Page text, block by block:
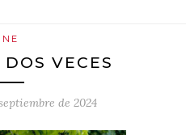
VECES
de 2024